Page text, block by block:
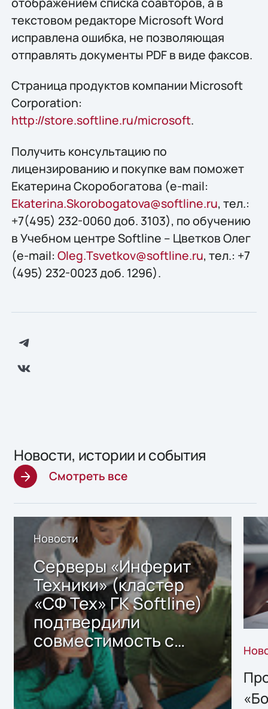
текстовом редакторе Microsoft Word
исправлена ошибка, не позволяющая
отправлять документы PDF в виде факсов.
Страница продуктов компании Microsoft
Corporation:
http://store.softline.ru/microsoft.
Получить конcультацию по
лицензированию и покупке вам поможет
Екатерина Скоробогатова (e-mail:
Ekaterina.Skorobogatova@softline.ru, тел.:
+7(495) 232-0060 доб. 3103), по обучению
в Учебном центре Softline – Цветков Олег
(e-mail: Oleg.Tsvetkov@softline.ru, тел.: +7
(495) 232-0023 доб. 1296).
Новости, истории и события
Смотреть все
Новости
Серверы «Инферит
Техники» (кластер
«СФ Тех» ГК Softline)
подтвердили
совместимость с
решением Sharx
Storage 2.x для
хранения данных